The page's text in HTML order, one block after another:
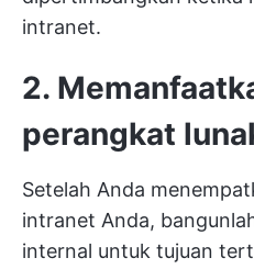
intranet.
2.
perangkat
Setelah Anda
intranet Anda,
internal untuk tujuan